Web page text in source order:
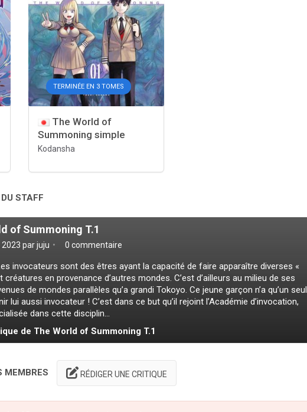
TERMINÉE EN 3 TOMES
The World of
Summoning simple
Kodansha
STAFF
of Summoning T.1
2023 parjuju 0 commentaire
invocateurs sont des êtres ayant la capacité de faire apparaître diverses «
créatures en provenance d’autres mondes. C’est d’ailleurs au milieu de ses
de mondes parallèles qu’a grandi Tokoyo. Ce jeune garçon n’a qu’un seul
lui aussi invocateur ! C’est dans ce but qu’il rejoint l’Académie d’invocation,
dans cette disciplin...
de The World of Summoning T.1
MEMBRES RÉDIGER UNE CRITIQUE